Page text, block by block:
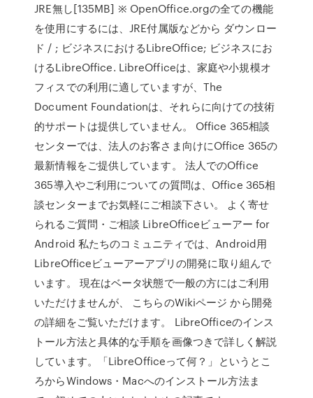
JRE無し[135MB] ※ OpenOffice.orgの全ての機能
を使用にするには、JRE付属版などから ダウンロー
ド / ; ビジネスにおけるLibreOffice; ビジネスにお
けるLibreOffice. LibreOfficeは、家庭や小規模オ
フィスでの利用に適していますが、The
Document Foundationは、それらに向けての技術
的サポートは提供していません。 Office 365相談
センターでは、法人のお客さま向けにOffice 365の
最新情報をご提供しています。 法人でのOffice
365導入やご利用についての質問は、Office 365相
談センターまでお気軽にご相談下さい。 よく寄せ
られるご質問・ご相談 LibreOfficeビューアー for
Android 私たちのコミュニティでは、Android用
LibreOfficeビューアーアプリの開発に取り組んで
います。 現在はベータ状態で一般の方にはご利用
いただけませんが、 こちらのWikiページ から開発
の詳細をご覧いただけます。 LibreOfficeのインス
トール方法と具体的な手順を画像つきで詳しく解説
しています。「LibreOfficeって何？」というとこ
ろからWindows・Macへのインストール方法ま